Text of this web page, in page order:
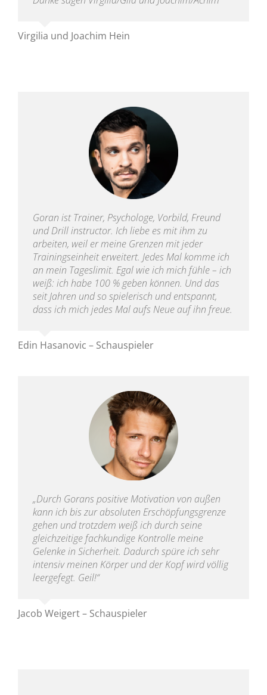
Virgilia und Joachim Hein
Goran ist Trainer, Psychologe, Vorbild, Freund
und Drill instructor. Ich liebe es mit ihm zu
arbeiten, weil er meine Grenzen mit jeder
Trainingseinheit erweitert. Jedes Mal komme ich
an mein Tageslimit. Egal wie ich mich fühle – ich
weiß: ich habe 100 % geben können. Und das
seit Jahren und so spielerisch und entspannt,
dass ich mich jedes Mal aufs Neue auf ihn freue.
Edin Hasanovic – Schauspieler
„Durch Gorans positive Motivation von außen
kann ich bis zur absoluten Erschöpfungsgrenze
gehen und trotzdem weiß ich durch seine
gleichzeitige fachkundige Kontrolle meine
Gelenke in Sicherheit. Dadurch spüre ich sehr
intensiv meinen Körper und der Kopf wird völlig
leergefegt. Geil!“
Jacob Weigert – Schauspieler